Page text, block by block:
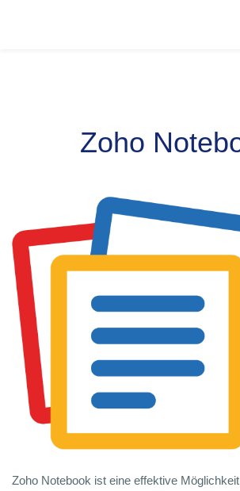
Zoho
Zoho Notebook ist eine effektive